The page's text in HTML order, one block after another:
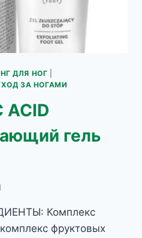
ДЛЯ НОГ
ЗА НОГАМИ
ACID
гель
Комплекс
фруктовых